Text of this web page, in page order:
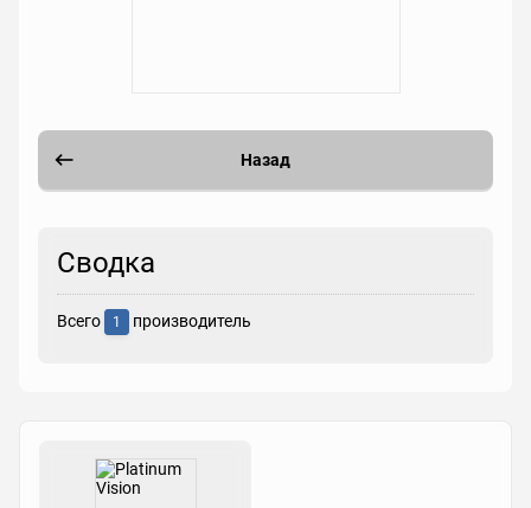
Назад
Сводка
Всего 1 производитель